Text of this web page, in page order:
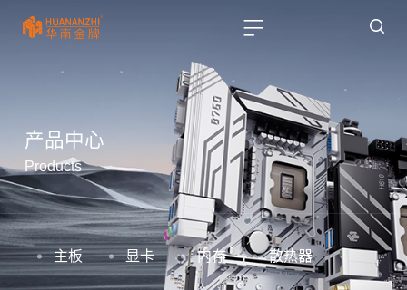
产品中心
Products
主板 显卡 内存 散热器